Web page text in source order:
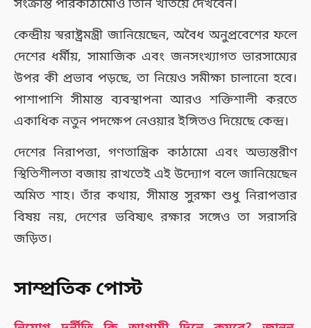
সংক্রান্ত পরিকাঠামোও তিনি খতিয়ে দেখবেন।
কেন্দ্রীয় স্বরাষ্ট্রমন্ত্রী জানিয়েছেন, অবৈধ অনুপ্রবেশের ফলে
দেশের ধর্মীয়, সামাজিক এবং জনসংখ্যাগত ভারসাম্যের
উপর কী প্রভাব পড়ছে, তা নিয়েও সমীক্ষা চালানো হবে।
পাশাপাশি সীমান্ত ব্যবস্থাপনা আরও শক্তিশালী করতে
একাধিক নতুন পদক্ষেপ নেওয়ার ইঙ্গিতও দিয়েছে কেন্দ্র।
দেশের নিরাপত্তা, গণতান্ত্রিক কাঠামো এবং অভ্যন্তরীণ
স্থিতিশীলতা বজায় রাখতেই এই উদ্যোগ বলে জানিয়েছেন
অমিত শাহ। তাঁর কথায়, সীমান্ত সুরক্ষা শুধু নিরাপত্তার
বিষয় নয়, দেশের ভবিষ্যৎ রক্ষার সঙ্গেও তা সরাসরি
জড়িত।
সাম্প্রতিক পোস্ট